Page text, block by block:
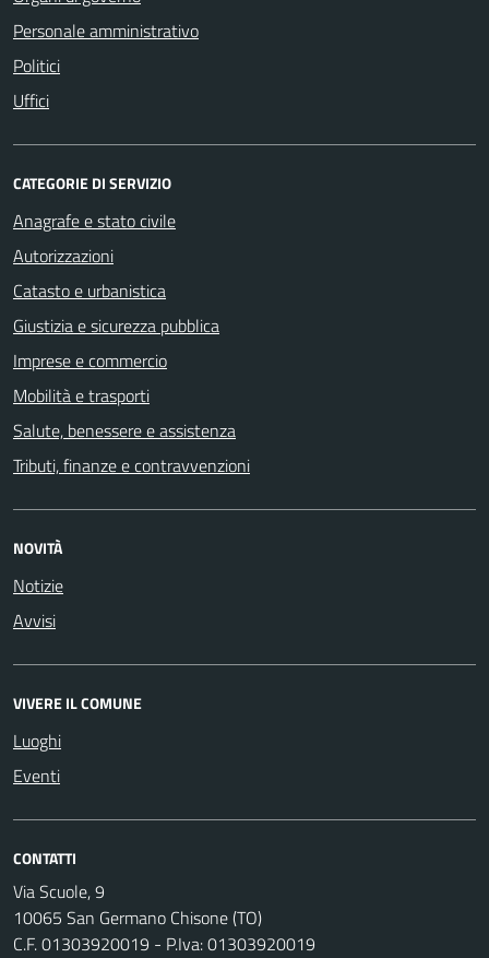
Personale amministrativo
Politici
Uffici
CATEGORIE DI SERVIZIO
Anagrafe e stato civile
Autorizzazioni
Catasto e urbanistica
Giustizia e sicurezza pubblica
Imprese e commercio
Mobilità e trasporti
Salute, benessere e assistenza
Tributi, finanze e contravvenzioni
NOVITÀ
Notizie
Avvisi
VIVERE IL COMUNE
Luoghi
Eventi
CONTATTI
Via Scuole, 9
10065 San Germano Chisone (TO)
C.F. 01303920019 - P.Iva: 01303920019